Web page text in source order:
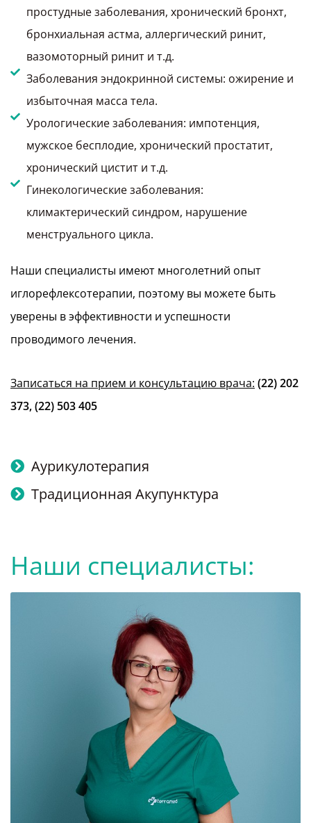
простудные заболевания, хронический бронхт,
бронхиальная астма, аллергический ринит,
вазомоторный ринит и т.д.
Заболевания эндокринной системы: ожирение и
избыточная масса тела.
Урологические заболевания: импотенция,
мужское бесплодие, хронический простатит,
хронический цистит и т.д.
Гинекологические заболевания:
климактерический синдром, нарушение
менструального цикла.
Наши специалисты имеют многолетний опыт
иглорефлексотерапии, поэтому вы можете быть
уверены в эффективности и успешности
проводимого лечения.
Записаться на прием и консультацию врача: (22) 202
373, (22) 503 405
Аурикулотерапия
Традиционная Акупунктура
Наши специалисты: